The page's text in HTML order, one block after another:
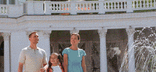
запреты, которые принимаются
и представителями рынка.
порождает способы обхода и
Петухов призвал заранее
и оценивать, не